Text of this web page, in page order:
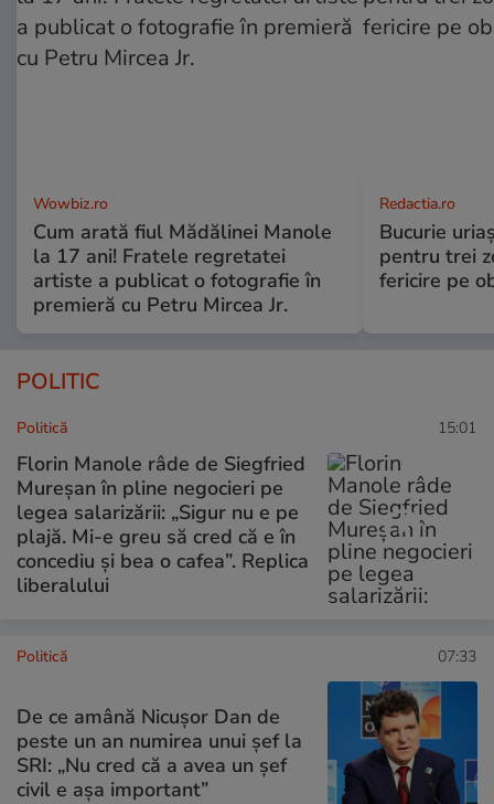
Wowbiz.ro
Cum arată fiul Mădălinei Manole
la 17 ani! Fratele regretatei
artiste a publicat o fotografie în
premieră cu Petru Mircea Jr.
Redactia.ro
Bucurie
pentru trei
fericire pe
POLITIC
Politică 15:01
Florin Manole râde de Siegfried
Mureșan în pline negocieri pe
legea salarizării: „Sigur nu e pe
plajă. Mi-e greu să cred că e în
concediu și bea o cafea”. Replica
liberalului
Politică 07:33
De ce amână Nicușor Dan de
peste un an numirea unui șef la
SRI: „Nu cred că a avea un şef
civil e așa important”